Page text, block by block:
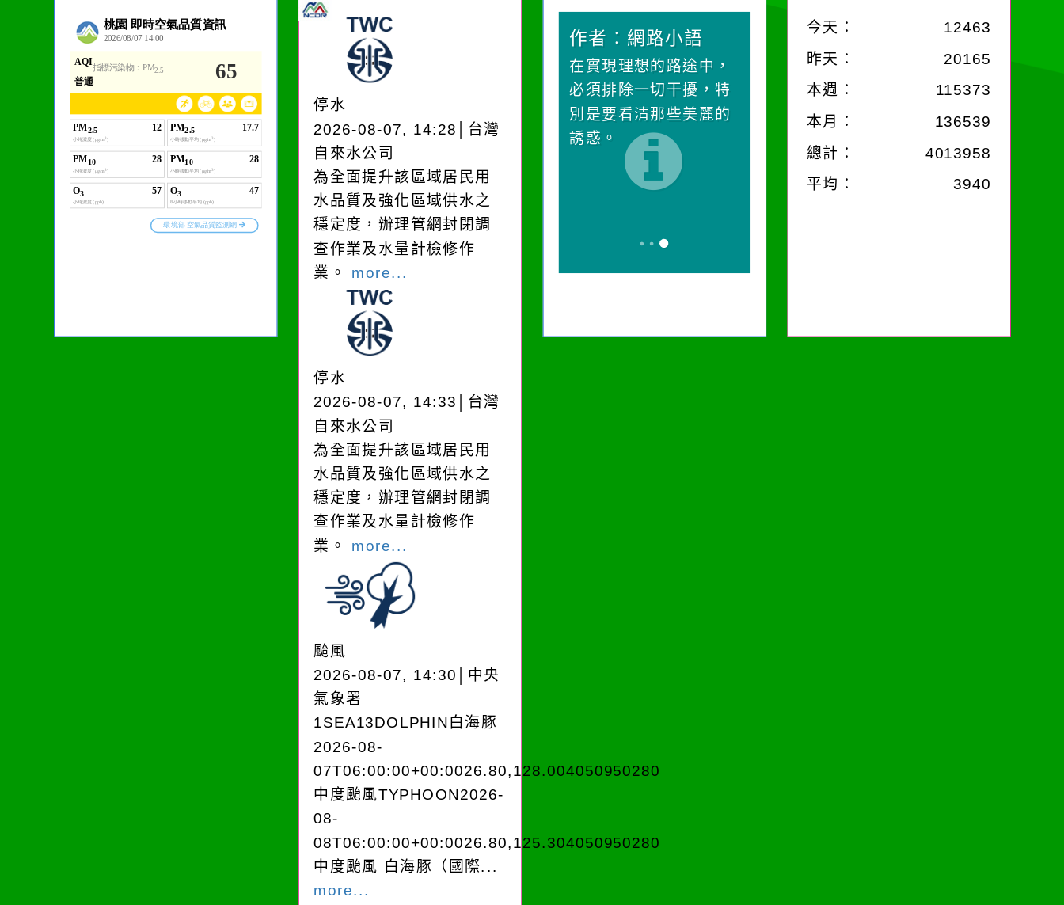
停水
2026-08-07, 14:28│台灣
自來水公司
為全面提升該區域居民用
水品質及強化區域供水之
穩定度，辦理管網封閉調
查作業及水量計檢修作
業。 more...
停水
2026-08-07, 14:33│台灣
自來水公司
為全面提升該區域居民用
水品質及強化區域供水之
穩定度，辦理管網封閉調
查作業及水量計檢修作
業。 more...
颱風
2026-08-07, 14:30│中央
氣象署
1SEA13DOLPHIN白海豚
2026-08-
07T06:00:00+00:0026.80,128.004050950280
中度颱風TYPHOON2026-
08-
08T06:00:00+00:0026.80,125.304050950280
中度颱風 白海豚（國際...
more...
一杯清水因滴入一滴污
水而變污濁，一杯污水
卻不會因一滴清水的存
在而變清澈。
作者：網路小語
生活是一面鏡子。你對
作者：網路小語
在實現理想的路途中，
必須排除一切干擾，特
別是要看清那些美麗的
誘惑。
今天： 12463
昨天：
20165
本週：
115373
本月：
136539
總計：
4013958
平均： 3940